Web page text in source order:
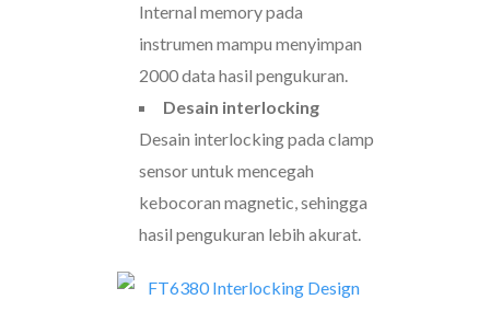
Internal memory pada
instrumen mampu menyimpan
2000 data hasil pengukuran.
Desain interlocking
Desain interlocking pada clamp
sensor untuk mencegah
kebocoran magnetic, sehingga
hasil pengukuran lebih akurat.